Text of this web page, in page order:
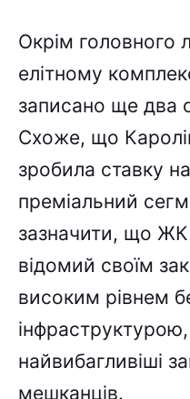
Окрім головного
елітному
записано ще два
Схоже, що
зробила ставку на
преміальний
зазначити, що ЖК
відомий своїм
високим рівнем
найвибагливіші
мешканців.